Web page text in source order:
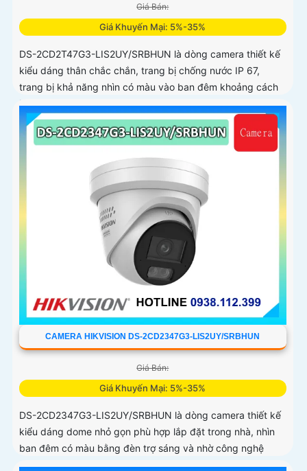
Giá Bán:
Giá Khuyến Mại: 5%-35%
DS-2CD2T47G3-LIS2UY/SRBHUN là dòng camera thiết kế
kiểu dáng thân chắc chắn, trang bị chống nước IP 67,
trang bị khả năng nhìn có màu vào ban đêm khoảng cách
lên đến 60m, phát hiện chuyển động và phân biệt được
người và phương tiện, ống kính 4
CAMERA HIKVISION DS-2CD2347G3-LIS2UY/SRBHUN
Giá Bán:
Giá Khuyến Mại: 5%-35%
DS-2CD2347G3-LIS2UY/SRBHUN là dòng camera thiết kế
kiểu dáng dome nhỏ gọn phù hợp lắp đặt trong nhà, nhìn
ban đêm có màu bằng đèn trợ sáng và nhờ công nghệ
ColorVU HikAI-ISP, có tính năng AI giúp nhận diện người và